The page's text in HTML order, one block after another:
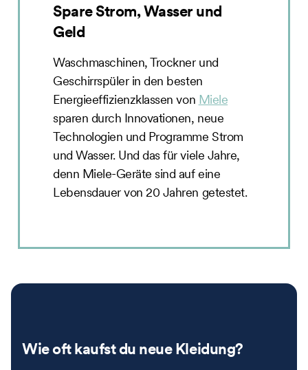
Spare Strom, Wasser und
Geld
Waschmaschinen, Trockner und
Geschirrspüler in den besten
Energieeffizienzklassen von Miele
sparen durch Innovationen, neue
Technologien und Programme Strom
und Wasser. Und das für viele Jahre,
denn Miele-Geräte sind auf eine
Lebensdauer von 20 Jahren getestet.
Wie oft kaufst du neue Kleidung?